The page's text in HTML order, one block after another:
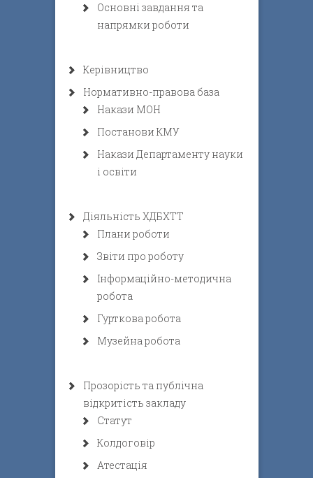
Основні завдання та
напрямки роботи
Керівництво
Нормативно-правова база
Накази МОН
Постанови КМУ
Накази Департаменту науки
і освіти
Діяльність ХДБХТТ
Плани роботи
Звіти про роботу
Інформаційно-методична
робота
Гурткова робота
Музейна робота
Прозорість та публічна
відкритість закладу
Статут
Колдоговір
Атестація